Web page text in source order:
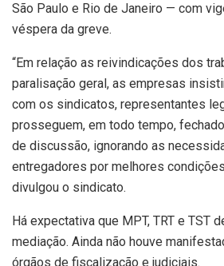
São Paulo e Rio de Janeiro — com
véspera da greve.
“Em relação as reivindicações dos
paralisação geral, as empresas
com os sindicatos, representantes
prosseguem, em todo tempo,
de discussão, ignorando as
entregadores por melhores
divulgou o sindicato.
Há expectativa que MPT, TRT e TST
mediação. Ainda não houve
órgãos de fiscalização e judiciais.